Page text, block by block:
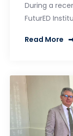
During a
FuturED
Read More